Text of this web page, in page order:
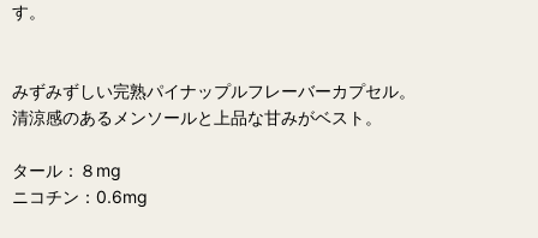
す。
みずみずしい完熟パイナップルフレーバーカプセル。
清涼感のあるメンソールと上品な甘みがベスト。
タール：８mg
ニコチン：0.6mg